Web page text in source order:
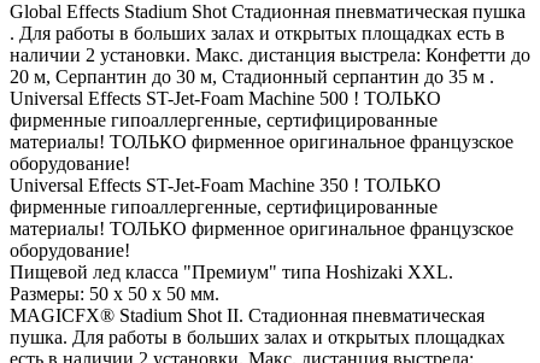
Global Effects Stadium Shot Стадионная пневматическая пушка
. Для работы в больших залах и открытых площадках есть в
наличии 2 установки. Макс. дистанция выстрела: Конфетти до
20 м, Серпантин до 30 м, Стадионный серпантин до 35 м .
Universal Effects ST-Jet-Foam Machine 500 ! ТОЛЬКО
фирменные гипоаллергенные, сертифицированные
материалы! ТОЛЬКО фирменное оригинальное французское
оборудование!
Universal Effects ST-Jet-Foam Machine 350 ! ТОЛЬКО
фирменные гипоаллергенные, сертифицированные
материалы! ТОЛЬКО фирменное оригинальное французское
оборудование!
Пищевой лед класса "Премиум" типа Hoshizaki XXL.
Размеры: 50 х 50 х 50 мм.
MAGICFX® Stadium Shot II. Стадионная пневматическая
пушка. Для работы в больших залах и открытых площадках
есть в наличии 2 установки. Макс. дистанция выстрела: